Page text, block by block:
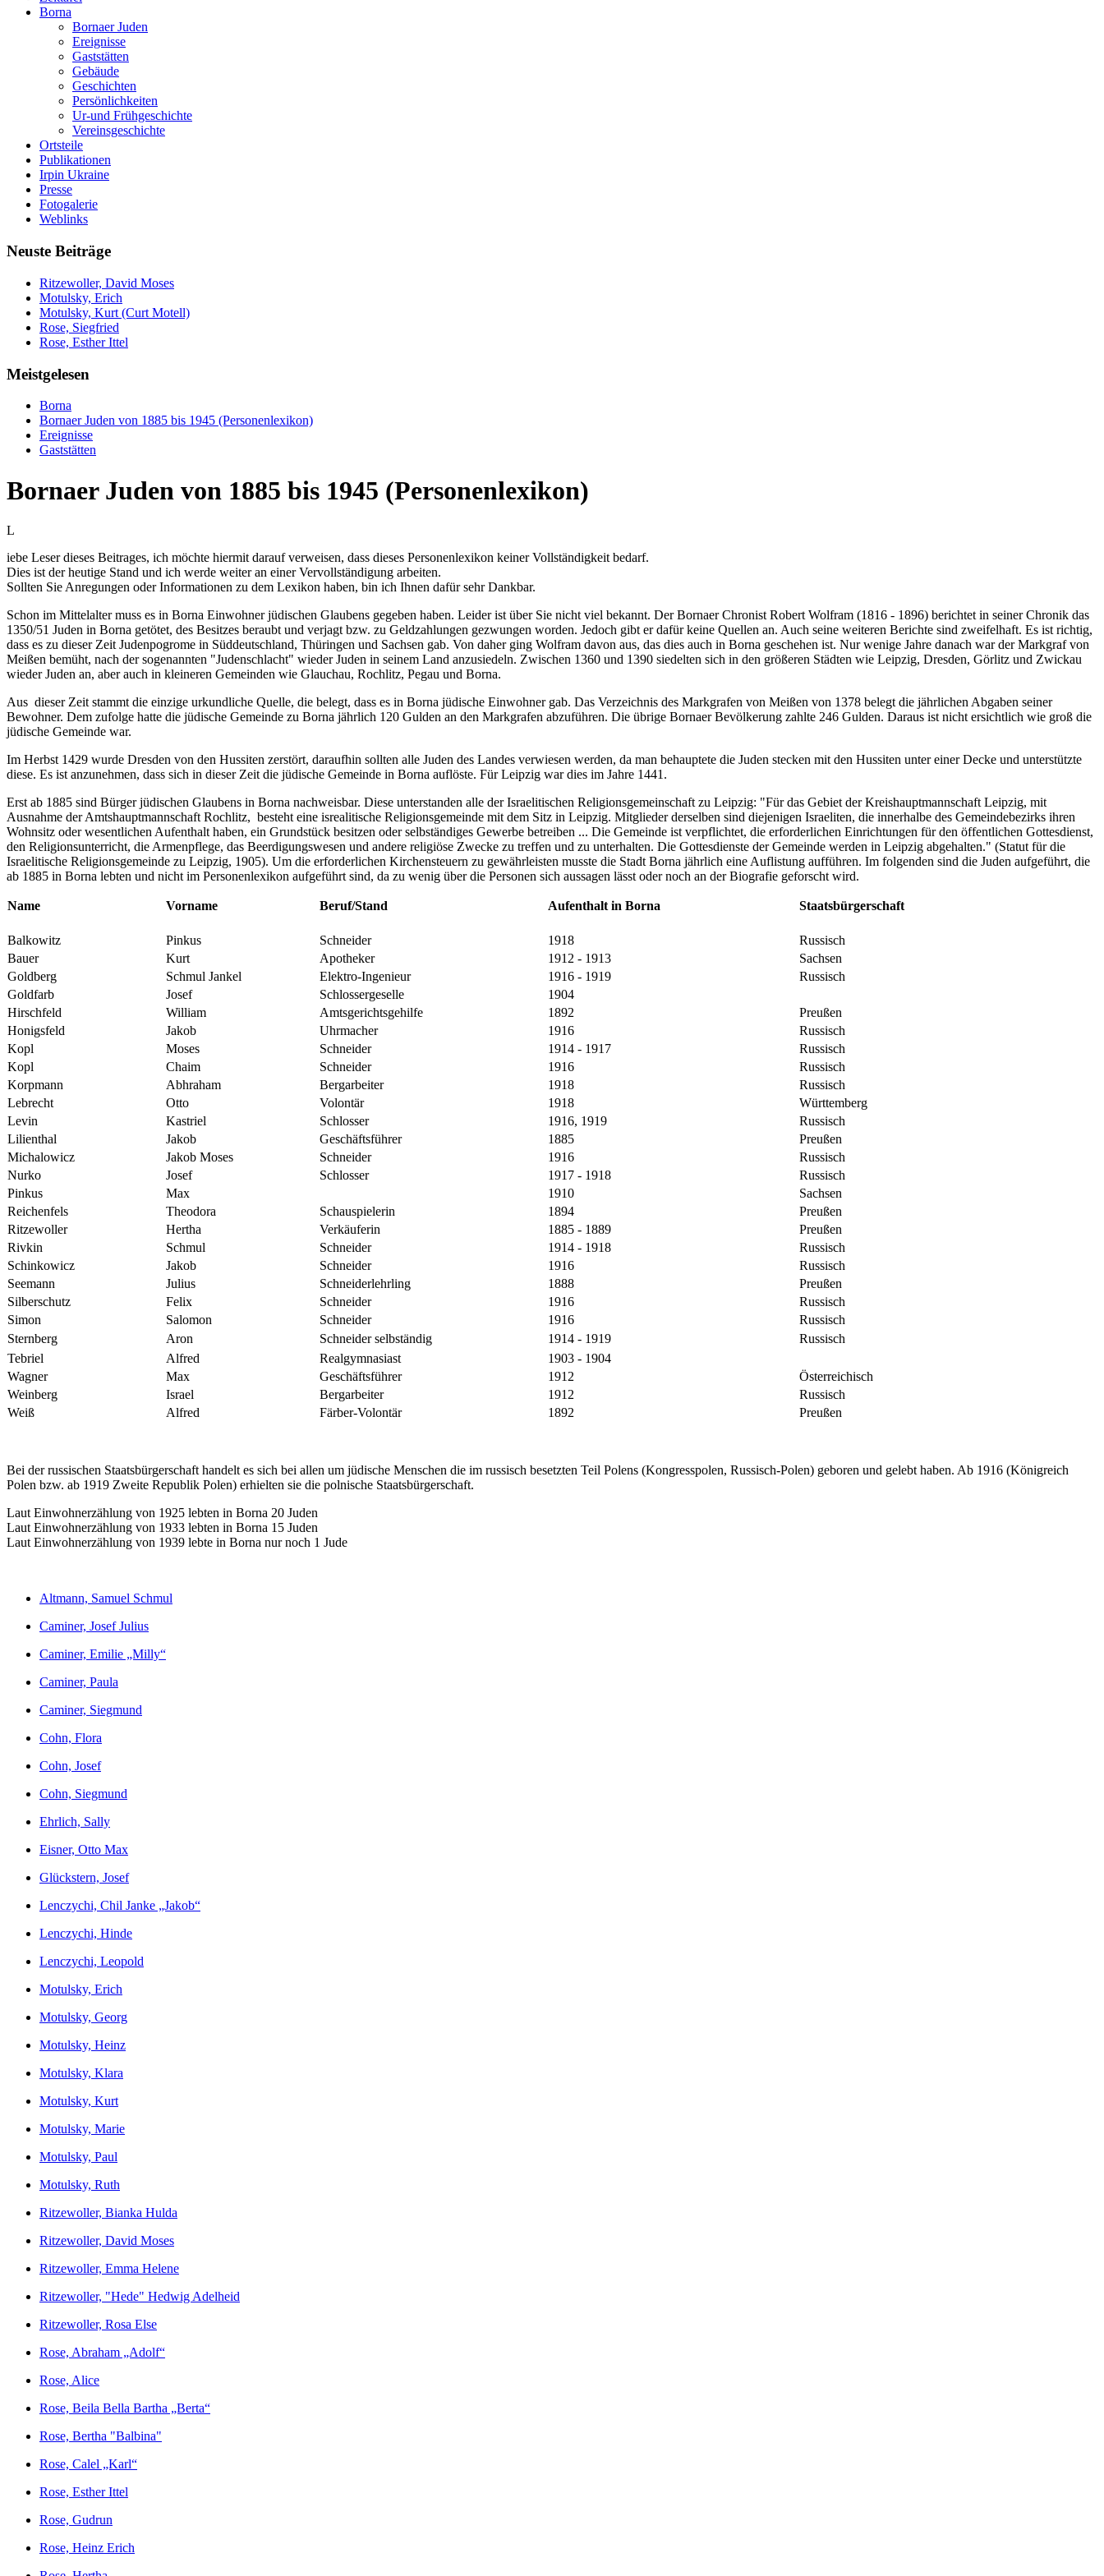
Borna
Bornaer Juden
Ereignisse
Gaststätten
Gebäude
Geschichten
Persönlichkeiten
Ur-und Frühgeschichte
Vereinsgeschichte
Ortsteile
Publikationen
Irpin Ukraine
Presse
Fotogalerie
Weblinks
Neuste Beiträge
Ritzewoller, David Moses
Motulsky, Erich
Motulsky, Kurt (Curt Motell)
Rose, Siegfried
Rose, Esther Ittel
Meistgelesen
Borna
Bornaer Juden von 1885 bis 1945 (Personenlexikon)
Ereignisse
Gaststätten
Bornaer Juden von 1885 bis 1945 (Personenlexikon)
L
iebe Leser dieses Beitrages, ich möchte hiermit darauf verweisen, dass dieses Personenlexikon keiner Vollständigkeit bedarf.
Dies ist der heutige Stand und ich werde weiter an einer Vervollständigung arbeiten.
Sollten Sie Anregungen oder Informationen zu dem Lexikon haben, bin ich Ihnen dafür sehr Dankbar.
Schon im Mittelalter muss es in Borna Einwohner jüdischen Glaubens gegeben haben. Leider ist über Sie nicht viel bekannt. Der Bornaer Chronist Robert Wolfram (1816 - 1896) berichtet in seiner Chronik das
1350/51 Juden in Borna getötet, des Besitzes beraubt und verjagt bzw. zu Geldzahlungen gezwungen worden. Jedoch gibt er dafür keine Quellen an. Auch seine weiteren Berichte sind zweifelhaft. Es ist richtig,
dass es zu dieser Zeit Judenpogrome in Süddeutschland, Thüringen und Sachsen gab. Von daher ging Wolfram davon aus, das dies auch in Borna geschehen ist. Nur wenige Jahre danach war der Markgraf von
Meißen bemüht, nach der sogenannten "Judenschlacht" wieder Juden in seinem Land anzusiedeln. Zwischen 1360 und 1390 siedelten sich in den größeren Städten wie Leipzig, Dresden, Görlitz und Zwickau
wieder Juden an, aber auch in kleineren Gemeinden wie Glauchau, Rochlitz, Pegau und Borna.
Aus dieser Zeit stammt die einzige urkundliche Quelle, die belegt, dass es in Borna jüdische Einwohner gab. Das Verzeichnis des Markgrafen von Meißen von 1378 belegt die jährlichen Abgaben seiner
Bewohner. Dem zufolge hatte die jüdische Gemeinde zu Borna jährlich 120 Gulden an den Markgrafen abzuführen. Die übrige Bornaer Bevölkerung zahlte 246 Gulden. Daraus ist nicht ersichtlich wie groß die
jüdische Gemeinde war.
Im Herbst 1429 wurde Dresden von den Hussiten zerstört, daraufhin sollten alle Juden des Landes verwiesen werden, da man behauptete die Juden stecken mit den Hussiten unter einer Decke und unterstützte
diese. Es ist anzunehmen, dass sich in dieser Zeit die jüdische Gemeinde in Borna auflöste. Für Leipzig war dies im Jahre 1441.
Erst ab 1885 sind Bürger jüdischen Glaubens in Borna nachweisbar. Diese unterstanden alle der Israelitischen Religionsgemeinschaft zu Leipzig: "Für das Gebiet der Kreishauptmannschaft Leipzig, mit
Ausnahme der Amtshauptmannschaft Rochlitz, besteht eine isrealitische Religionsgemeinde mit dem Sitz in Leipzig. Mitglieder derselben sind diejenigen Israeliten, die innerhalbe des Gemeindebezirks ihren
Wohnsitz oder wesentlichen Aufenthalt haben, ein Grundstück besitzen oder selbständiges Gewerbe betreiben ... Die Gemeinde ist verpflichtet, die erforderlichen Einrichtungen für den öffentlichen Gottesdienst,
den Religionsunterricht, die Armenpflege, das Beerdigungswesen und andere religiöse Zwecke zu treffen und zu unterhalten. Die Gottesdienste der Gemeinde werden in Leipzig abgehalten." (Statut für die
Israelitische Religionsgemeinde zu Leipzig, 1905). Um die erforderlichen Kirchensteuern zu gewährleisten musste die Stadt Borna jährlich eine Auflistung aufführen. Im folgenden sind die Juden aufgeführt, die
ab 1885 in Borna lebten und nicht im Personenlexikon aufgeführt sind, da zu wenig über die Personen sich aussagen lässt oder noch an der Biografie geforscht wird.
Name Vorname Beruf/Stand Aufenthalt in Borna Staatsbürgerschaft
Balkowitz Pinkus Schneider 1918
Russisch
Bauer
Kurt Apotheker 1912 - 1913
Sachsen
Goldberg
Schmul Jankel Elektro-Ingenieur 1916 - 1919
Russisch
Goldfarb
Josef Schlossergeselle
1904
Hirschfeld
William Amtsgerichtsgehilfe 1892
Preußen
Honigsfeld
Jakob Uhrmacher 1916
Russisch
Kopl
Moses Schneider 1914 - 1917
Russisch
Kopl
Chaim Schneider 1916
Russisch
Korpmann
Abhraham Bergarbeiter 1918
Russisch
Lebrecht
Otto Volontär 1918
Württemberg
Levin
Kastriel Schlosser 1916, 1919
Russisch
Lilienthal
Jakob Geschäftsführer 1885
Preußen
Michalowicz
Jakob Moses Schneider 1916
Russisch
Nurko
Josef Schlosser 1917 - 1918
Russisch
Pinkus
Max 1910
Sachsen
Reichenfels
Theodora Schauspielerin 1894
Preußen
Ritzewoller
Hertha Verkäuferin 1885 - 1889
Preußen
Rivkin
Schmul Schneider 1914 - 1918
Russisch
Schinkowicz
Jakob Schneider 1916
Russisch
Seemann
Julius Schneiderlehrling 1888
Preußen
Silberschutz
Felix Schneider 1916
Russisch
Simon
Salomon Schneider 1916
Russisch
Sternberg
Aron Schneider selbständig 1914 - 1919
Russisch
Tebriel
Alfred Realgymnasiast
1903 - 1904
Wagner
Max Geschäftsführer 1912
Österreichisch
Weinberg
Israel Bergarbeiter 1912
Russisch
Weiß
Alfred Färber-Volontär 1892 Preußen
Bei der russischen Staatsbürgerschaft handelt es sich bei allen um jüdische Menschen die im russisch besetzten Teil Polens (Kongresspolen, Russisch-Polen) geboren und gelebt haben. Ab 1916 (Königreich
Polen bzw. ab 1919 Zweite Republik Polen) erhielten sie die polnische Staatsbürgerschaft.
Laut Einwohnerzählung von 1925 lebten in Borna 20 Juden
Laut Einwohnerzählung von 1933 lebten in Borna 15 Juden
Laut Einwohnerzählung von 1939 lebte in Borna nur noch 1 Jude
Altmann, Samuel Schmul
Caminer, Josef Julius
Caminer, Emilie „Milly“
Caminer, Paula
Caminer, Siegmund
Cohn, Flora
Cohn, Josef
Cohn, Siegmund
Ehrlich, Sally
Eisner, Otto Max
Glückstern, Josef
Lenczychi, Chil Janke „Jakob“
Lenczychi, Hinde
Lenczychi, Leopold
Motulsky, Erich
Motulsky, Georg
Motulsky, Heinz
Motulsky, Klara
Motulsky, Kurt
Motulsky, Marie
Motulsky, Paul
Motulsky, Ruth
Ritzewoller, Bianka Hulda
Ritzewoller, David Moses
Ritzewoller, Emma Helene
Ritzewoller, "Hede" Hedwig Adelheid
Ritzewoller, Rosa Else
Rose, Abraham „Adolf“
Rose, Alice
Rose, Beila Bella Bartha „Berta“
Rose, Bertha "Balbina"
Rose, Calel „Karl“
Rose, Esther Ittel
Rose, Gudrun
Rose, Heinz Erich